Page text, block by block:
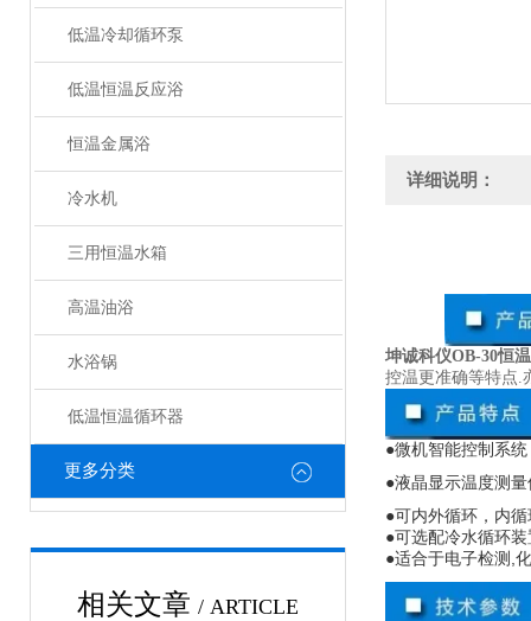
低温冷却循环泵
低温恒温反应浴
恒温金属浴
冷水机
三用恒温水箱
高温油浴
水浴锅
低温恒温循环器
更多分类
相关文章 / ARTICLE
详细说明：
坤诚科仪OB-30恒
控温更准确等特点.
●微机智能控制系
●液晶显示温度测
●可内外循环，内
●可选配冷水循环
●适合于电子检测 ,